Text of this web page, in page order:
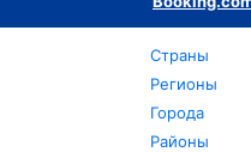
Страны
Регионы
Города
Районы